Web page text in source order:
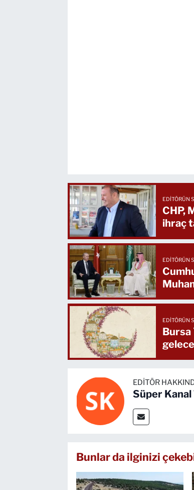
EDITÖRÜN
CHP,
ihraç
EDITÖRÜN
EDITÖRÜN
Bursa
EDITÖR
Süper Kanal
Bunlar da ilginizi